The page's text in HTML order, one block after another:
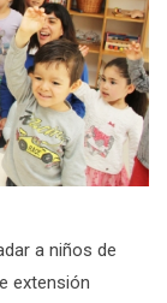
a niños de
extensión